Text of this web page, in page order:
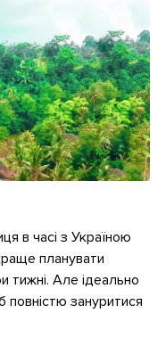
в часі з Україною
планувати
тижні. Але ідеально
повністю зануритися